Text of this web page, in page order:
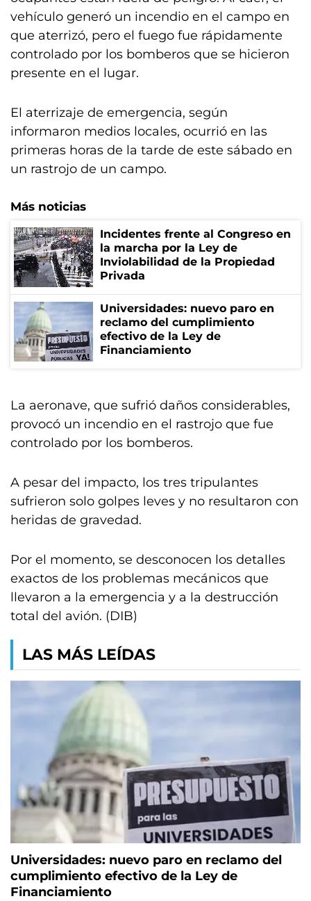
vehículo generó un incendio en el campo en
que aterrizó, pero el fuego fue rápidamente
controlado por los bomberos que se hicieron
presente en el lugar.
El aterrizaje de emergencia, según
informaron medios locales, ocurrió en las
primeras horas de la tarde de este sábado en
un rastrojo de un campo.
Más noticias
Incidentes frente al Congreso en
la marcha por la Ley de
Inviolabilidad de la Propiedad
Privada
Universidades: nuevo paro en
reclamo del cumplimiento
efectivo de la Ley de
Financiamiento
La aeronave, que sufrió daños considerables,
provocó un incendio en el rastrojo que fue
controlado por los bomberos.
A pesar del impacto, los tres tripulantes
sufrieron solo golpes leves y no resultaron con
heridas de gravedad.
Por el momento, se desconocen los detalles
exactos de los problemas mecánicos que
llevaron a la emergencia y a la destrucción
total del avión. (DIB)
LAS MÁS LEÍDAS
Universidades: nuevo paro en reclamo del
cumplimiento efectivo de la Ley de
Financiamiento